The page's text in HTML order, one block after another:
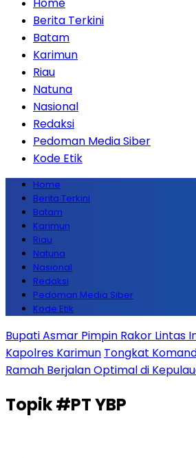
Berita Terkini
Batam
Karimun
Riau
Natuna
Nasional
Redaksi
Pedoman Media Siber
Kode Etik
Home
Berita Terkini
Batam
Karimun
Riau
Natuna
Nasional
Redaksi
Pedoman Media Siber
Kode Etik
Bupati Asmar Pimpin Rakor Lintas
Kapolres Karimun Tongkat
Ramah Berjalan Optimal di
Topik#PT YBP